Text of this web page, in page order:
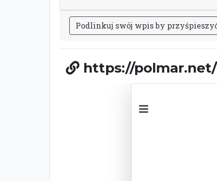
Podlinkuj swój wpisby przyśpieszy
https://